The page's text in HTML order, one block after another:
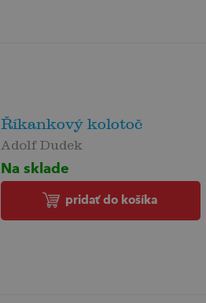
Říkankový kolotoč
Adolf Dudek
Na sklade
pridať do košíka